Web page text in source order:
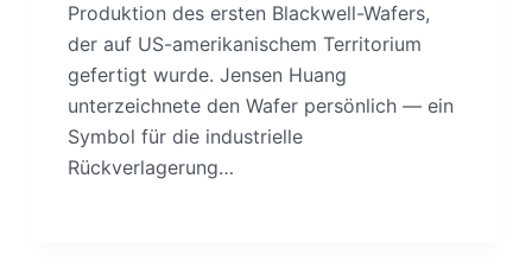
Produktion des ersten Blackwell-Wafers,
der auf US-amerikanischem Territorium
gefertigt wurde. Jensen Huang
unterzeichnete den Wafer persönlich — ein
Symbol für die industrielle
Rückverlagerung…